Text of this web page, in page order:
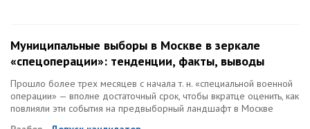
Муниципальные выборы в Москве в зеркале
«спецоперации»: тенденции, факты, выводы
Прошло более трех месяцев с начала т. н. «специальной военной
операции» — вполне достаточный срок, чтобы вкратце оценить, как
повлияли эти события на предвыборный ландшафт в Москве